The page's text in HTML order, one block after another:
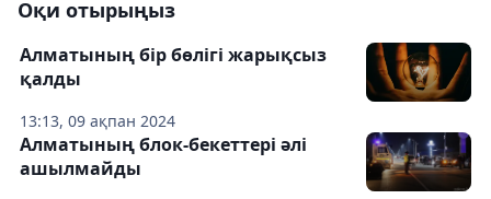
Оқи отырыңыз
13:13, 09 ақпан 2024
Алматының бір бөлігі жарықсыз
қалды
Алматының блок-бекеттері әлі
ашылмайды